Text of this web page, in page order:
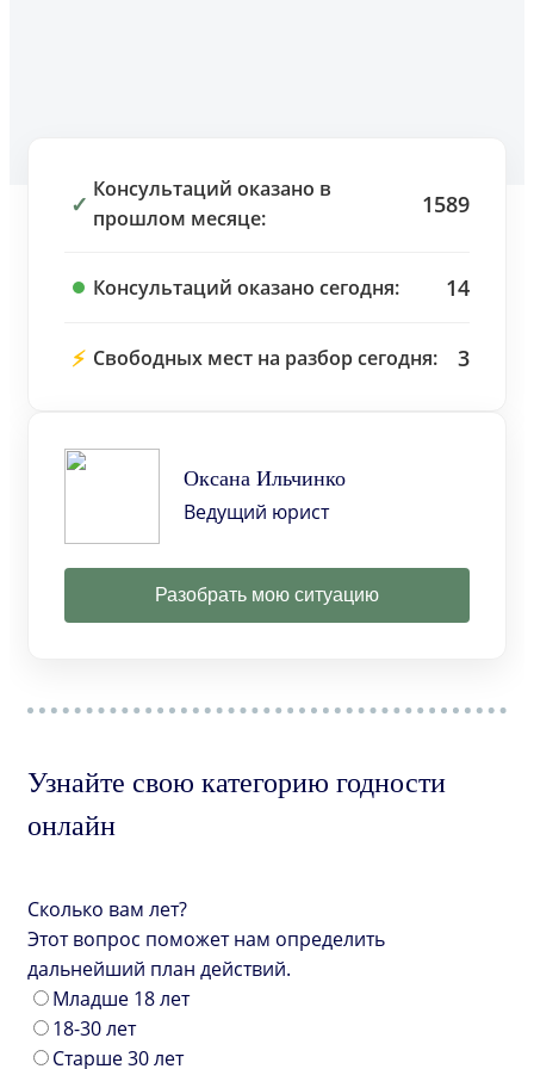
✓
Консультаций оказано в
прошлом месяце:
1589
Консультаций оказано сегодня: 14
⚡ Свободных мест на разбор сегодня: 3
Оксана Ильчинко
Ведущий юрист
Разобрать мою ситуацию
Узнайте свою категорию годности
онлайн
Сколько вам лет?
Этот вопрос поможет нам определить
дальнейший план действий.
Младше 18 лет
18-30 лет
Старше 30 лет